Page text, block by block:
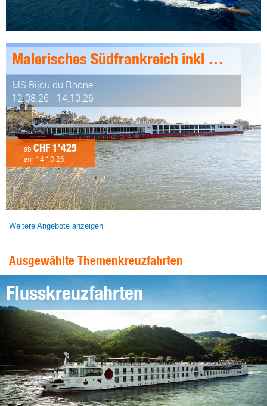
Malerisches Südfrankreich inkl Genusspaket 8 Tage ab/an Lyon
MS Bijou du Rhone
12.08.26 - 14.10.26
ab CHF 1’425
am 14.10.26
Weitere Angebote anzeigen
Ausgewählte Themenkreuzfahrten
Flusskreuzfahrten